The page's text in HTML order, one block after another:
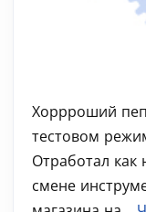
Хоррроший
тестовом
Отработал как
смене